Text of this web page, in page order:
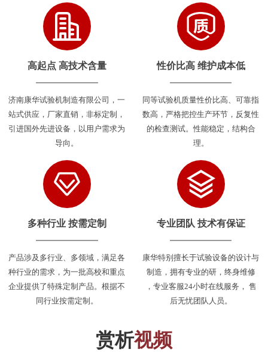
高起点 高技术含量
济南康华试验机制造有限公司，一
站式供应，厂家直销，非标定制，
引进国外先进设备，以用户需求为
导向。
性价比高 维护成本低
同等试验机质量性价比高、可靠指
数高，严格把控生产环节，反复性
的检查测试。性能稳定，结构合
理。
多种行业 按需定制
产品涉及多行业、多领域，满足各
种行业的需求，为一批高校和重点
企业提供了特殊定制产品。根据不
同行业按需定制。
专业团队 技术有保证
康华特别擅长于试验设备的设计与
制造，拥有专业的研，终身维修
，专业客服24小时在线服务， 售
后无忧团队人员。
赏析视频